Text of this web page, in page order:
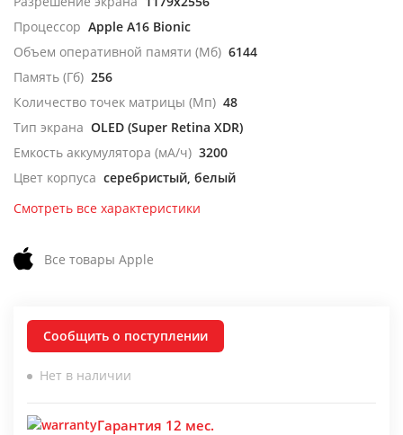
Процессор Apple A16 Bionic
Объем оперативной памяти (Мб) 6144
Память (Гб) 256
Количество точек матрицы (Мп) 48
Тип экрана OLED (Super Retina XDR)
Емкость аккумулятора (мА/ч) 3200
Цвет корпуса серебристый, белый
Смотреть все характеристики
Все товары Apple
Сообщить о поступлении
Нет в наличии
Гарантия 12 мес.